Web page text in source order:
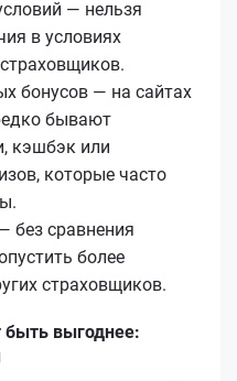
— нельзя
в условиях
бонусов — на сайтах
бывают
кэшбэк или
которые часто
без сравнения
более
страховщиков.
быть выгоднее: